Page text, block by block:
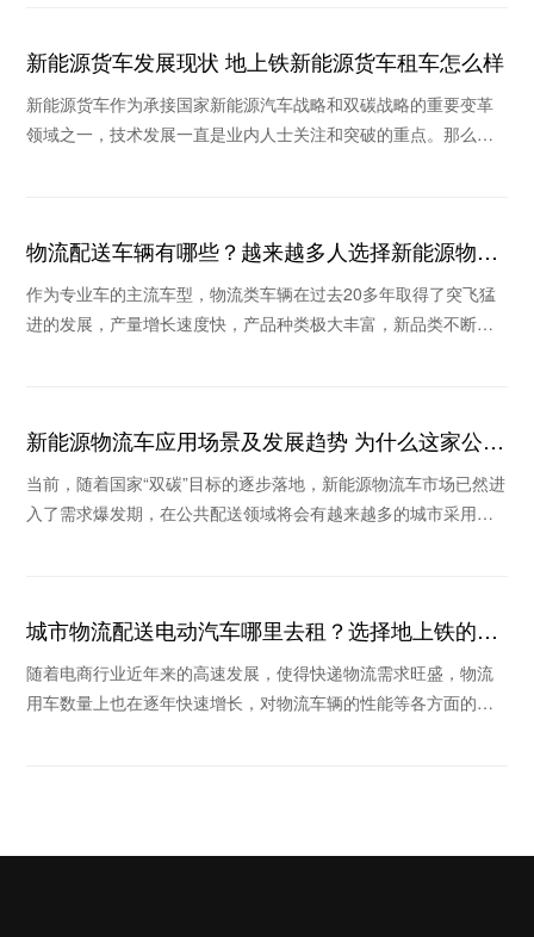
新能源货车发展现状 地上铁新能源货车租车怎么样
新能源货车作为承接国家新能源汽车战略和双碳战略的重要变革
领域之一，技术发展一直是业内人士关注和突破的重点。那么，
物流配送车辆有哪些？越来越多人选择新能源物流
车
作为专业车的主流车型，物流类车辆在过去20多年取得了突飞猛
进的发展，产量增长速度快，产品种类极大丰富，新品类不断涌
新能源物流车应用场景及发展趋势 为什么这家公司
被看好
当前，随着国家“双碳”目标的逐步落地，新能源物流车市场已然进
入了需求爆发期，在公共配送领域将会有越来越多的城市采用新
城市物流配送电动汽车哪里去租？选择地上铁的理
由
随着电商行业近年来的高速发展，使得快递物流需求旺盛，物流
用车数量上也在逐年快速增长，对物流车辆的性能等各方面的要